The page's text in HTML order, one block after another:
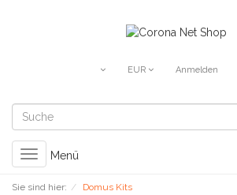
EUR Anmelden
Toggle
navigation
Menü
Sie sind hier: Domus Kits